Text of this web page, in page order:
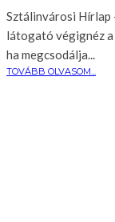
Sztálinvárosi Hírlap
látogató végignéz
ha megcsodálja...
TOVÁBB OLVASOM...